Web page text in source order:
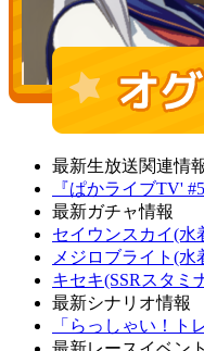
最新生放送関連情
『ぱかライブTV'
最新ガチャ情報
セイウンスカイ(水
メジロブライト(水
キセキ(SSRスタミ
最新シナリオ情報
「らっしゃい！ト